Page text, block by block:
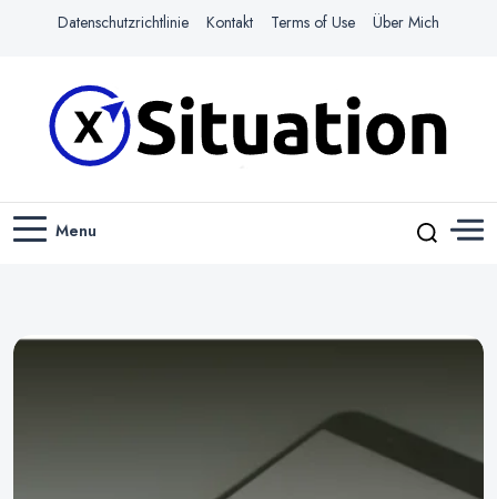
Datenschutzrichtlinie Kontakt Terms of Use Über Mich
X-SITUATION
Menu